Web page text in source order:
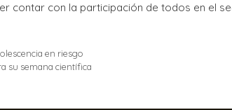
contar con la participación de todos en el
en riesgo
su semana científica